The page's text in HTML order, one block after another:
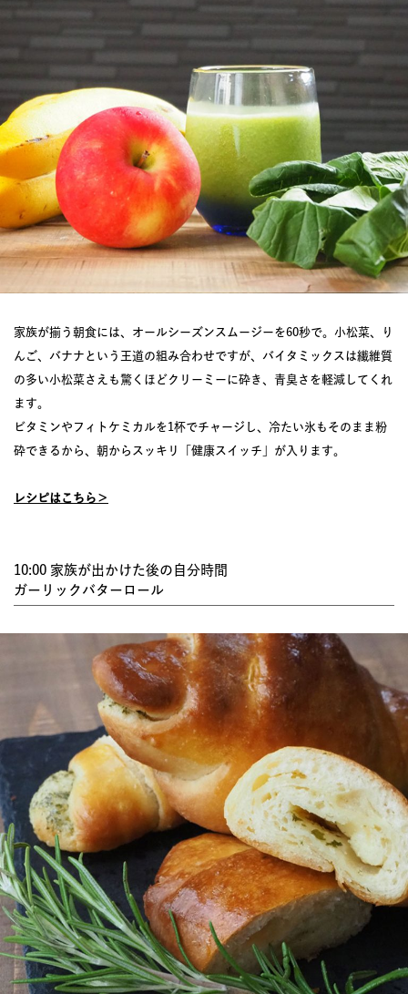
家族が揃う朝食には、オールシーズンスムージーを60秒で。小松菜、り
んご、バナナという王道の組み合わせですが、バイタミックスは繊維質
の多い小松菜さえも驚くほどクリーミーに砕き、青臭さを軽減してくれ
ます。
ビタミンやフィトケミカルを1杯でチャージし、冷たい氷もそのまま粉
砕できるから、朝からスッキリ「健康スイッチ」が入ります。
レシピはこちら＞
10:00 家族が出かけた後の自分時間
ガーリックバターロール